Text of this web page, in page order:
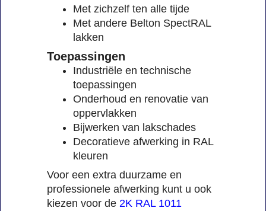
Met zichzelf ten alle tijde
Met andere Belton SpectRAL
lakken
Toepassingen
Industriële en technische
toepassingen
Onderhoud en renovatie van
oppervlakken
Bijwerken van lakschades
Decoratieve afwerking in RAL
kleuren
Voor een extra duurzame en
professionele afwerking kunt u ook
kiezen voor de 2K RAL 1011